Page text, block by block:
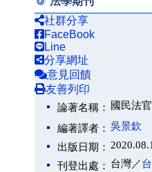
社群分享
FaceBook
Line
分享網址
意見回饋
友善列印
論著名稱： 國民法
編著譯者： 吳景欽
出版日期：
刊登出處： 台灣／